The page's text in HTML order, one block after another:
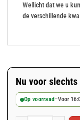
Wellicht dat we u
de verschillende
Nu voor slechts
Op voorraad –Voor